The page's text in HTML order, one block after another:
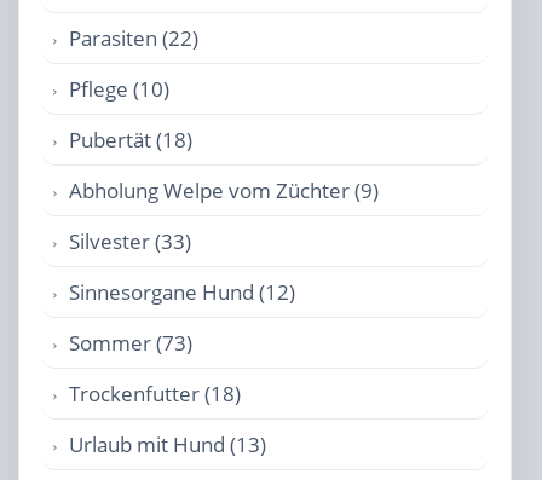
Parasiten (22)
Pflege (10)
Pubertät (18)
Abholung Welpe vom Züchter (9)
Silvester (33)
Sinnesorgane Hund (12)
Sommer (73)
Trockenfutter (18)
Urlaub mit Hund (13)